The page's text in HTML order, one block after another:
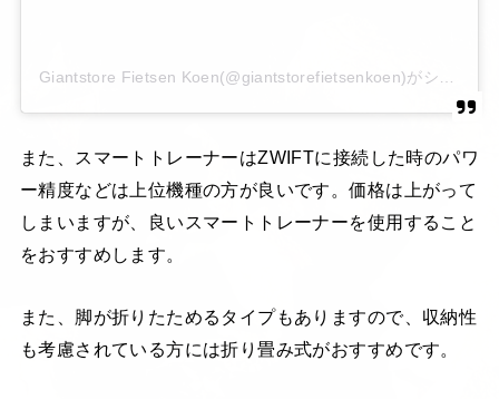
また、スマートトレーナーはZWIFTに接続した時のパワ
ー精度などは上位機種の方が良いです。価格は上がって
しまいますが、良いスマートトレーナーを使用すること
をおすすめします。
また、脚が折りたためるタイプもありますので、収納性
も考慮されている方には折り畳み式がおすすめです。